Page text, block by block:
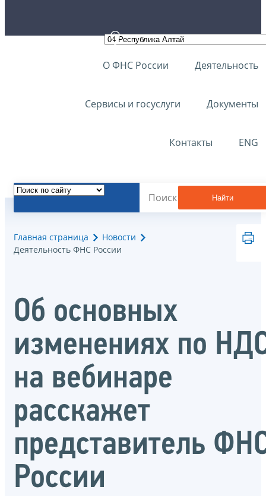
О ФНС России Деятельность
Сервисы и госуслуги Документы
Контакты ENG
Найти
Главная страница
Новости
Деятельность ФНС России
Об основных
изменениях по
на вебинаре
расскажет
представитель
России